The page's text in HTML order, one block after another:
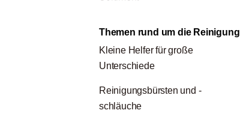
Themen rund um die Reinigung
Kleine Helfer für große
Unterschiede
Reinigungsbürsten und -
schläuche